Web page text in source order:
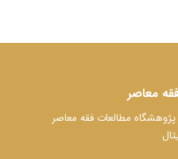
معاصر
مطالعات فقه معاصر